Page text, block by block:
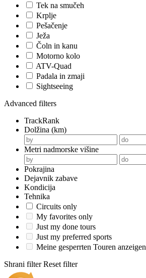
Tek na smučeh
Krplje
Pešačenje
Ježa
Čoln in kanu
Motorno kolo
ATV-Quad
Padala in zmaji
Sightseeing
Advanced filters
TrackRank
Dolžina (km)
Metri nadmorske višine
Pokrajina
Dejavnik zabave
Kondicija
Tehnika
Circuits only
My favorites only
Just my done tours
Just my preferred sports
Meine gesperrten Touren anzeigen
Shrani filter Reset filter